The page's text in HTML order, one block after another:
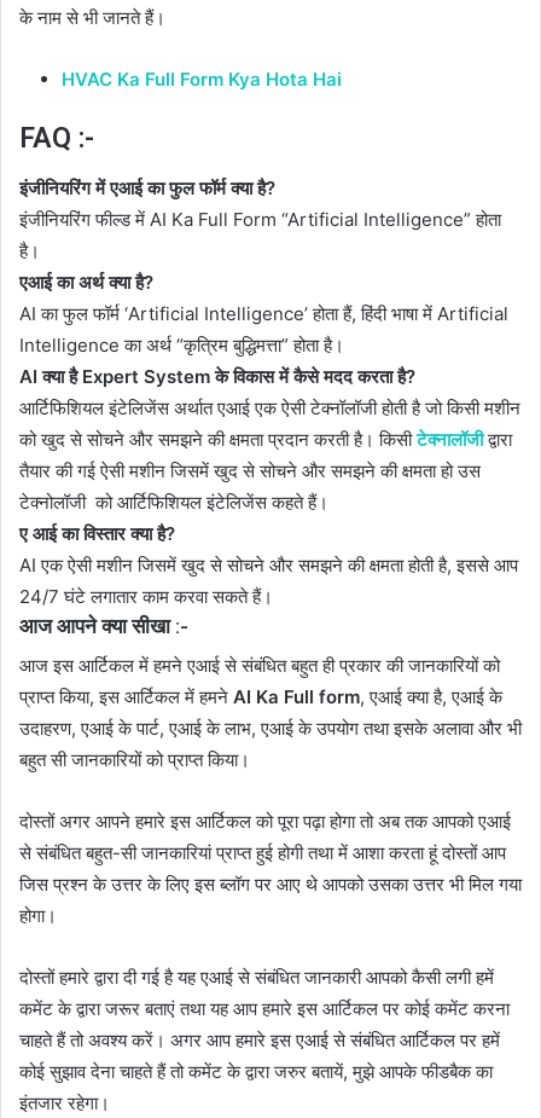
के नाम से भी जानते हैं।
HVAC Ka Full Form Kya Hota Hai
FAQ :-
इंजीनियरिंग में एआई का फुल फॉर्म क्या है?
इंजीनियरिंग फील्ड में AI Ka Full Form “Artificial Intelligence” होता
है।
एआई का अर्थ क्या है?
AI का फुल फॉर्म ‘Artificial Intelligence’ होता हैं, हिंदी भाषा में Artificial
Intelligence का अर्थ “कृत्रिम बुद्धिमत्ता” होता है।
AI क्या है Expert System के विकास में कैसे मदद करता है?
आर्टिफिशियल इंटेलिजेंस अर्थात एआई एक ऐसी टेक्नॉलॉजी होती है जो किसी मशीन
को खुद से सोचने और समझने की क्षमता प्रदान करती है। किसीटेक्नालॉजीद्वारा
तैयार की गई ऐसी मशीन जिसमें खुद से सोचने और समझने की क्षमता हो उस
टेक्नोलॉजी को आर्टिफिशियल इंटेलिजेंस कहते हैं।
ए आई का विस्तार क्या है?
AI एक ऐसी मशीन जिसमें खुद से सोचने और समझने की क्षमता होती है, इससे आप
24/7 घंटे लगातार काम करवा सकते हैं।
आज आपने क्या सीखा :-
आज इस आर्टिकल में हमने एआई से संबंधित बहुत ही प्रकार की जानकारियों को
प्राप्त किया, इस आर्टिकल में हमने AI Ka Full form, एआई क्या है, एआई के
उदाहरण, एआई के पार्ट, एआई के लाभ, एआई के उपयोग तथा इसके अलावा और भी
बहुत सी जानकारियों को प्राप्त किया।
दोस्तों अगर आपने हमारे इस आर्टिकल को पूरा पढ़ा होगा तो अब तक आपको एआई
से संबंधित बहुत-सी जानकारियां प्राप्त हुई होगी तथा में आशा करता हूं दोस्तों आप
जिस प्रश्न के उत्तर के लिए इस ब्लॉग पर आए थे आपको उसका उत्तर भी मिल गया
होगा।
दोस्तों हमारे द्वारा दी गई है यह एआई से संबंधित जानकारी आपको कैसी लगी हमें
कमेंट के द्वारा जरूर बताएं तथा यह आप हमारे इस आर्टिकल पर कोई कमेंट करना
चाहते हैं तो अवश्य करें। अगर आप हमारे इस एआई से संबंधित आर्टिकल पर हमें
कोई सुझाव देना चाहते हैं तो कमेंट के द्वारा जरुर बतायें, मुझे आपके फीडबैक का
इंतजार रहेगा।